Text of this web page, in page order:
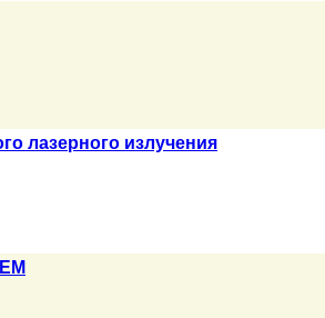
лазерного излучения